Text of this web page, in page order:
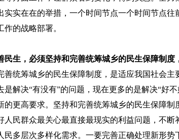
实在在的举措，一个时间节点一个时间节点往
的战略部署。
民生，必须坚持和完善统筹城乡的民生保障制度
善统筹城乡的民生保障制度，是适应我国社会主
解决“有没有”的问题，现在更多的是解决“好不
更高要求。坚持和完善统筹城乡的民生保障制
民群众最关心最直接最现实的利益问题，不断
多层次多样化需求。一要完善正确处理新形势